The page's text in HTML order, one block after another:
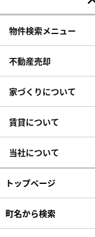
物件検索メニュー
不動産売却
家づくりについて
賃貸について
当社について
トップページ
町名から検索